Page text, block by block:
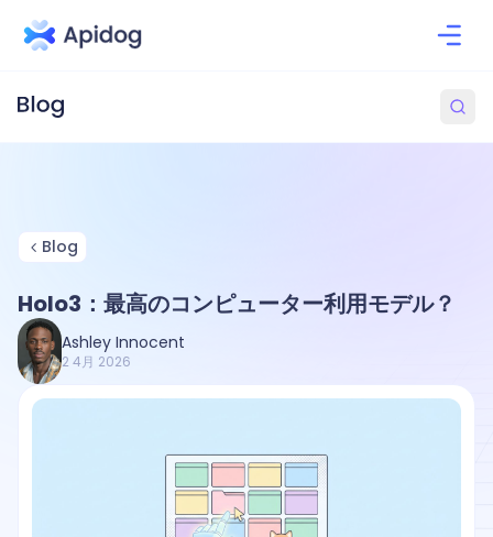
Blog
Holo3：最高のコンピューター利用モデル？
Ashley Innocent
2 4月 2026